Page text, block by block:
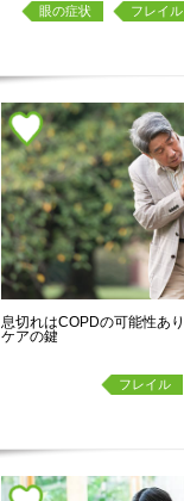
フレイル
眼の症状
息切れはCOPDの可能性あ
ケアの鍵
フレイル